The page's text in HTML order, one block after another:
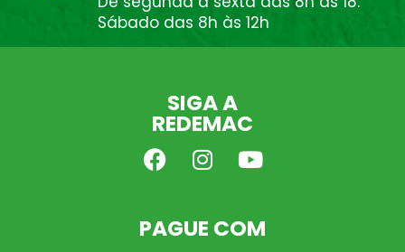
Sábado das 8h às 12h
SIGA A
REDEMAC
PAGUE COM